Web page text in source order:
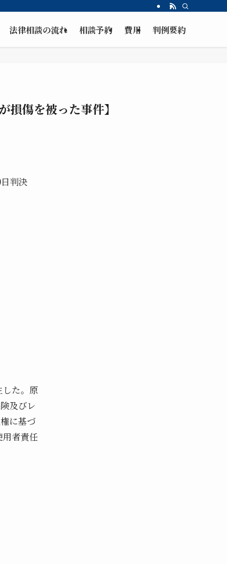
法律相談の流れ 相談予約 費用 判例要約
損傷を被った事件】
判決
した。原
及びレ
に基づ
者責任